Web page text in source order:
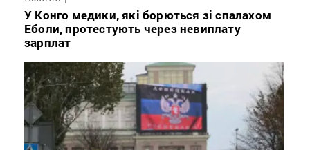
У Конго медики, які борються зі спалахом
Еболи, протестують через невиплату
зарплат